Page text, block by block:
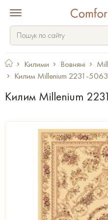
Килими Вовняні
Килим Millenium 2231-
Килим Millenium